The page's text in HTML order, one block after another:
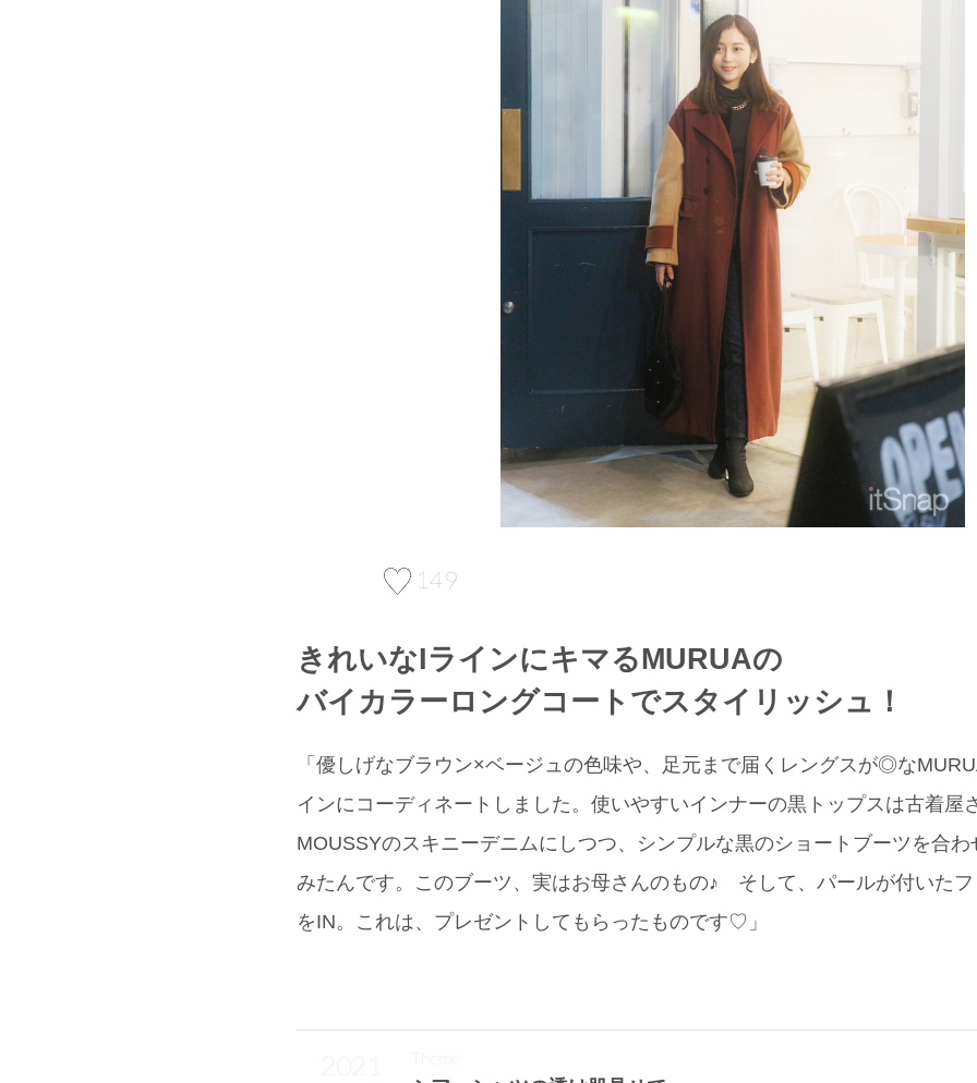
149
きれいなIラインにキマるMURUAの
バイカラーロングコートでスタイリッシュ！
「優しげなブラウン×ベージュの色味や、足元まで届くレングスが◎な
インにコーディネートしました。使いやすいインナーの黒トップスは古着屋
MOUSSYのスキニーデニムにしつつ、シンプルな黒のショートブーツを合
みたんです。このブーツ、実はお母さんのもの♪ そして、パールが付いた
をIN。これは、プレゼントしてもらったものです♡」
2021 Theme